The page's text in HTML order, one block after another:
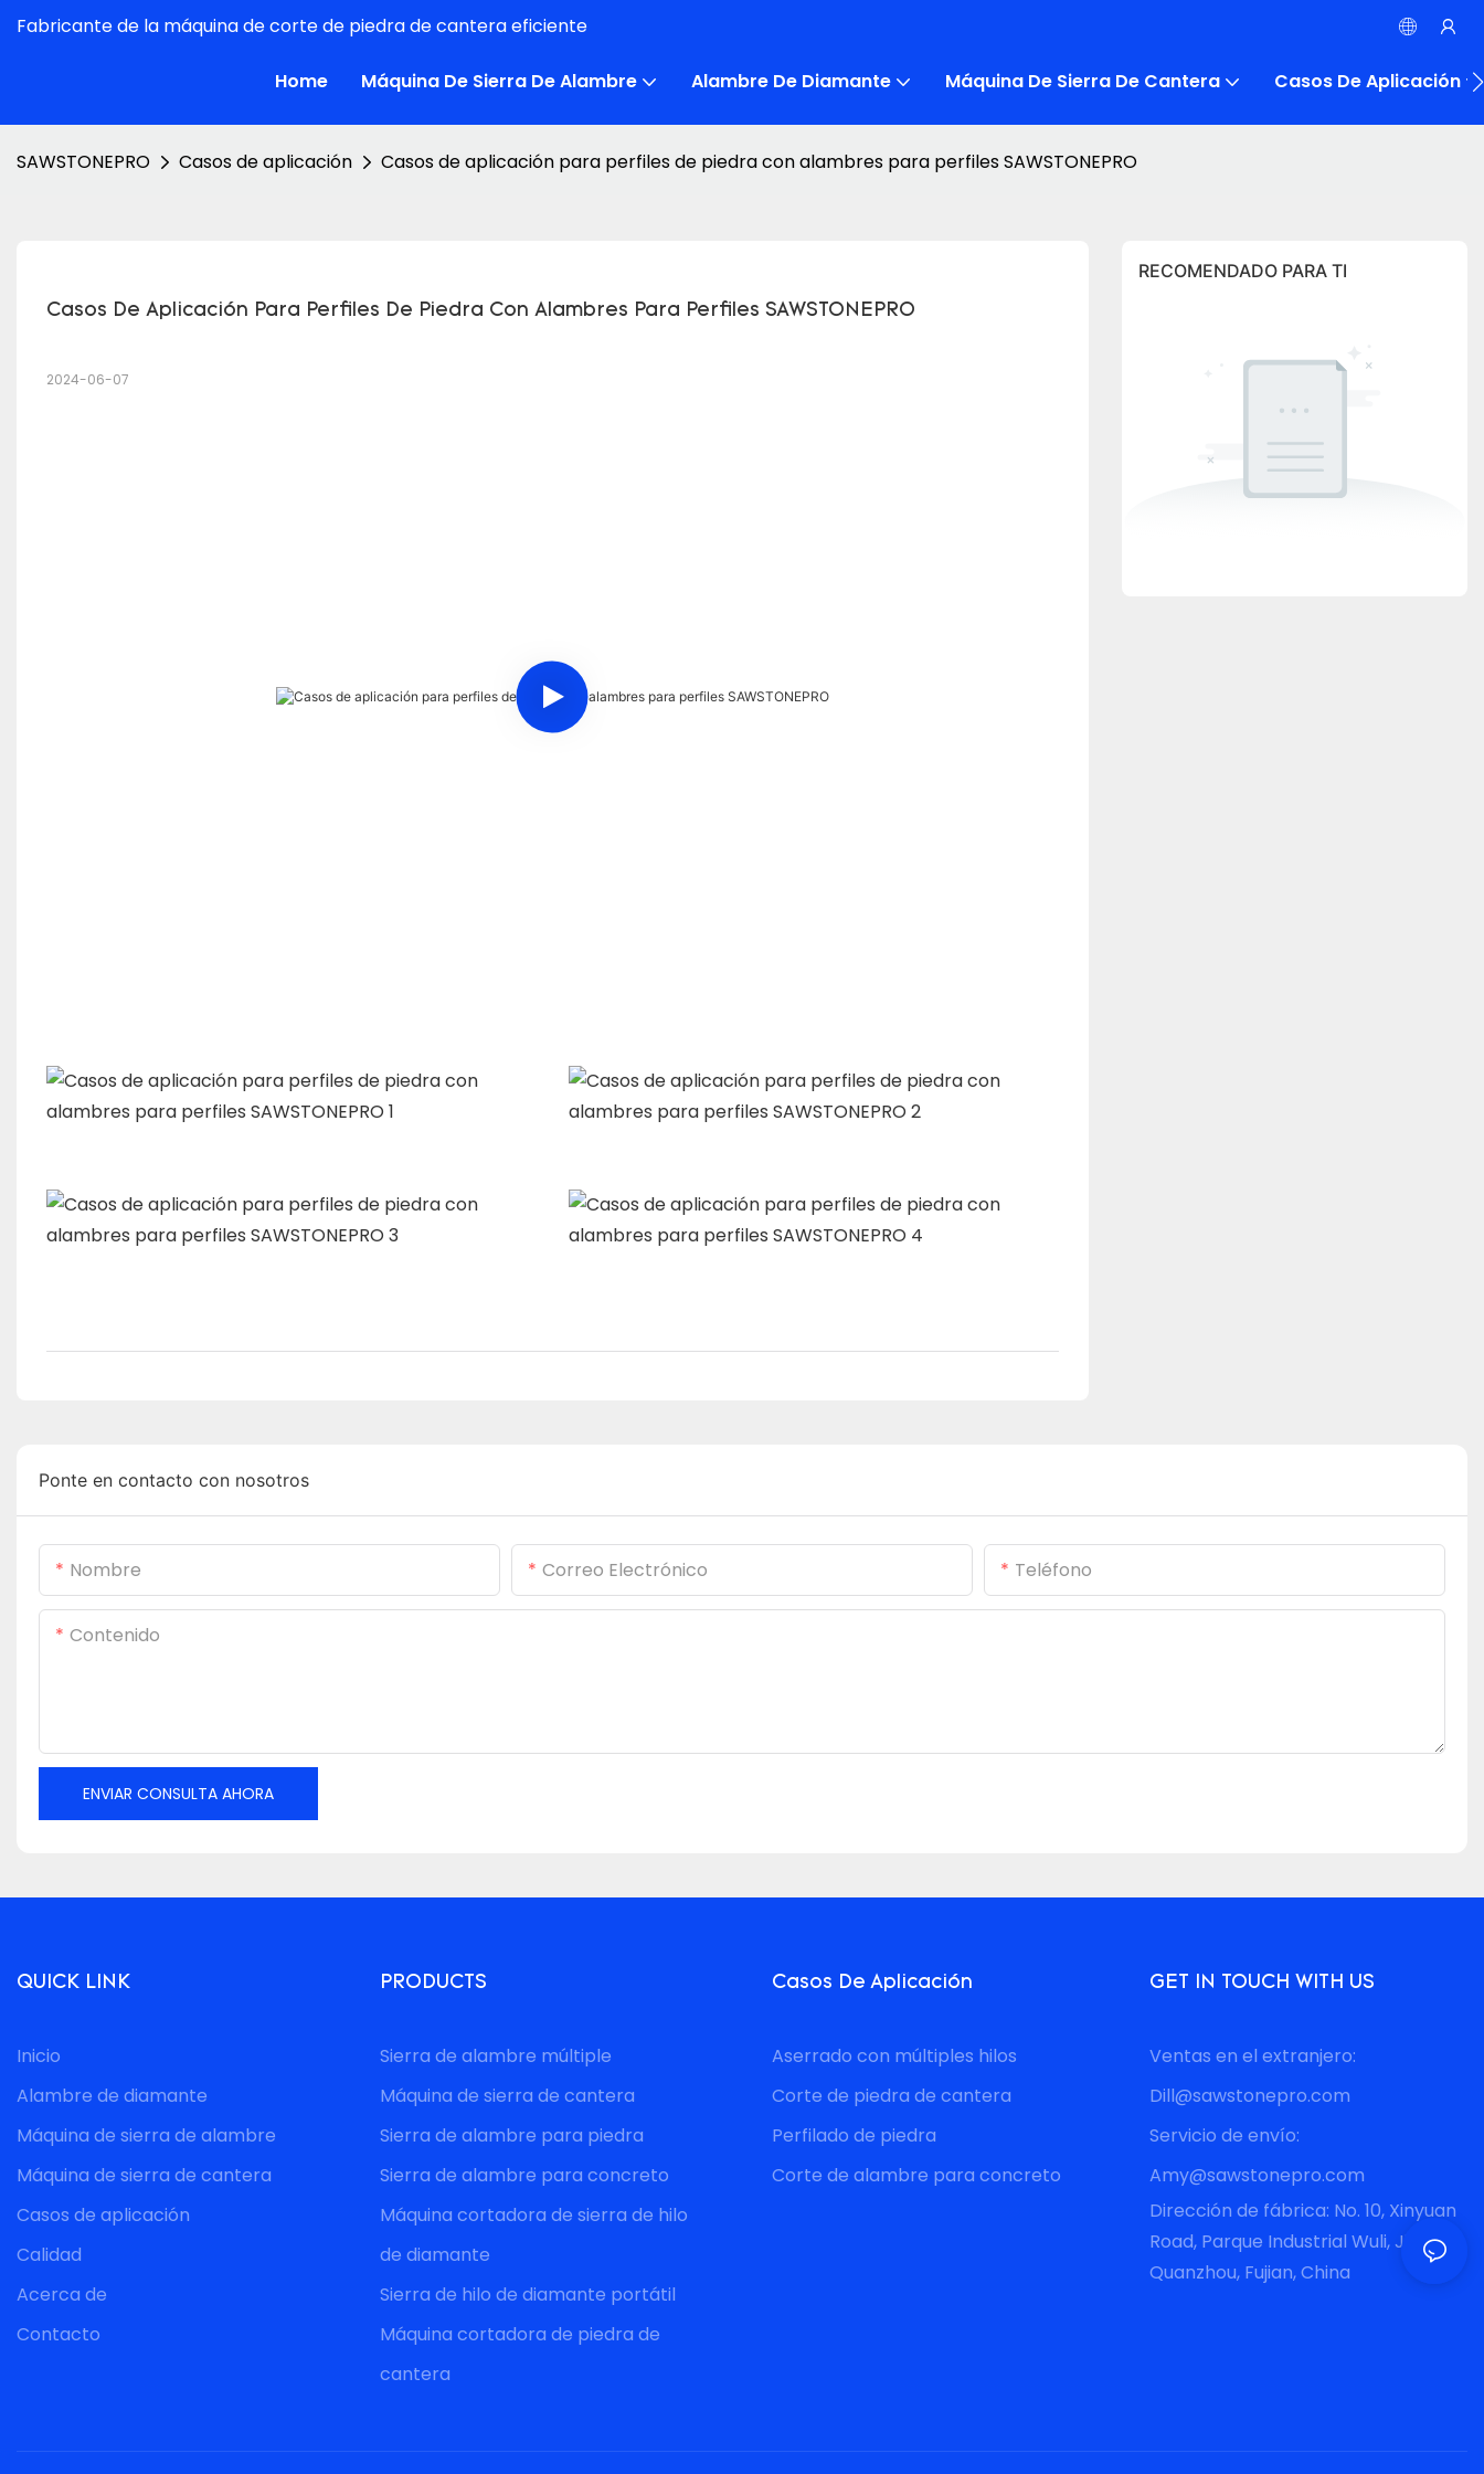
Fabricante de la máquina de corte de piedra de cantera eficiente
Home Máquina De Sierra De Alambre Alambre De Diamante Máquina De Sierra De Cantera Casos De Aplicación
SAWSTONEPRO Casos de aplicación Casos de aplicación para perfiles de piedra con alambres para perfiles SAWSTONEPRO
Casos De Aplicación Para Perfiles De Piedra Con Alambres Para Perfiles SAWSTONEPRO
2024-06-07
RECOMENDADO PARA TI
Ponte en contacto con nosotros
Nombre Correo Electrónico Teléfono
Contenido
ENVIAR CONSULTA AHORA
QUICK LINK
Inicio
Alambre de diamante
Máquina de sierra de alambre
Máquina de sierra de cantera
Casos de aplicación
Calidad
Acerca de
Contacto
PRODUCTS
Sierra de alambre múltiple
Máquina de sierra de cantera
Sierra de alambre para piedra
Sierra de alambre para concreto
Máquina cortadora de sierra de hilo
de diamante
Sierra de hilo de diamante portátil
Máquina cortadora de piedra de
cantera
Casos De Aplicación
Aserrado con múltiples hilos
Corte de piedra de cantera
Perfilado de piedra
Corte de alambre para concreto
GET IN TOUCH WITH US
Ventas en el extranjero:
Dill@sawstonepro.com
Servicio de envío:
Amy@sawstonepro.com
Dirección de fábrica: No. 10, Xinyuan
Road, Parque Industrial Wuli, Jinjiang,
Quanzhou, Fujian, China